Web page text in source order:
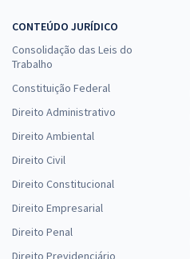
CONTEÚDO JURÍDICO
Consolidação das Leis do
Trabalho
Constituição Federal
Direito Administrativo
Direito Ambiental
Direito Civil
Direito Constitucional
Direito Empresarial
Direito Penal
Direito Previdenciário